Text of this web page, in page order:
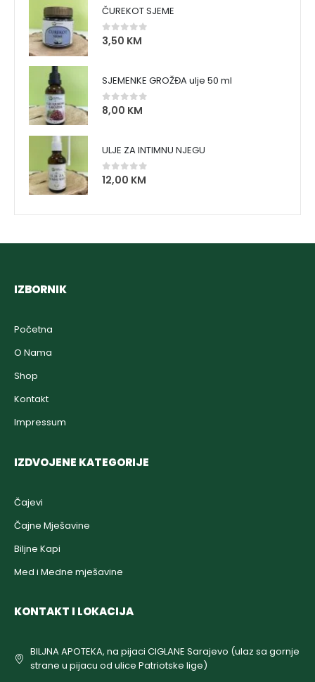
ČUREKOT SJEME
0 out of 5
3,50 KM
SJEMENKE GROŽĐA ulje 50 ml
0 out of 5
8,00 KM
ULJE ZA INTIMNU NJEGU
0out of 5
12,00 KM
IZBORNIK
Početna
O Nama
Shop
Kontakt
Impressum
IZDVOJENE KATEGORIJE
Čajevi
Čajne Mješavine
Biljne Kapi
Med i Medne mješavine
KONTAKT I LOKACIJA
BILJNA APOTEKA, na pijaci CIGLANE Sarajevo (ulaz sa gornje
strane u pijacu od ulice Patriotske lige)